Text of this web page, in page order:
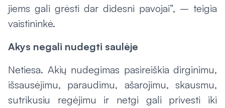
jiems gali grėsti dar didesni pavojai“, – teigia
vaistininkė.
Akys negali nudegti saulėje
Netiesa. Akių nudegimas pasireiškia dirginimu,
išsausėjimu, paraudimu, ašarojimu, skausmu,
sutrikusiu regėjimu ir netgi gali privesti iki